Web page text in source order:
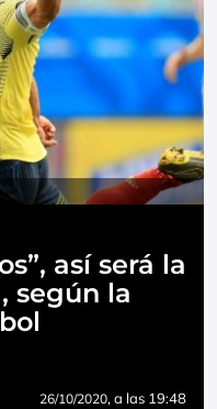
así será la
según la
26/10/2020, a las 19:48